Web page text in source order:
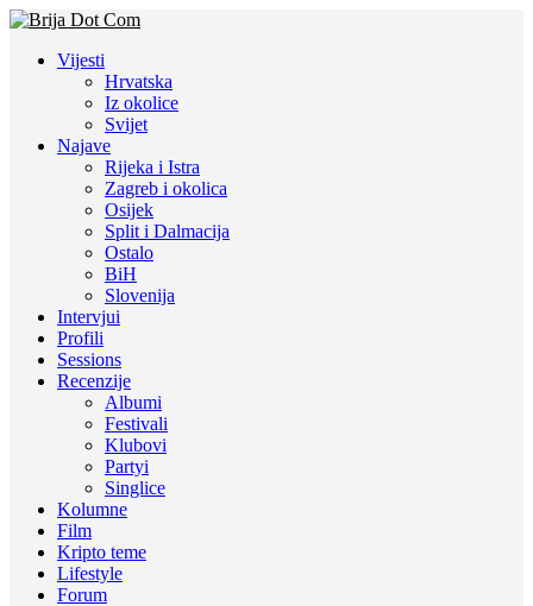
Vijesti
Hrvatska
Iz okolice
Svijet
Najave
Rijeka i Istra
Zagreb i okolica
Osijek
Split i Dalmacija
Ostalo
BiH
Slovenija
Intervjui
Profili
Sessions
Recenzije
Albumi
Festivali
Klubovi
Partyi
Singlice
Kolumne
Film
Kripto teme
Lifestyle
Forum